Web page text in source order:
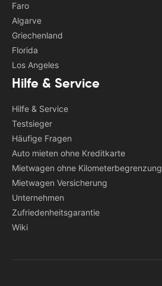
Faro
Algarve
Griechenland
Florida
Los Angeles
Hilfe & Service
Hilfe & Service
Testsieger
Häufige Fragen
Auto mieten ohne Kreditkarte
Mietwagen ohne Kilometerbegrenzung
Mietwagen Versicherung
Unternehmen
Zufriedenheitsgarantie
Wiki